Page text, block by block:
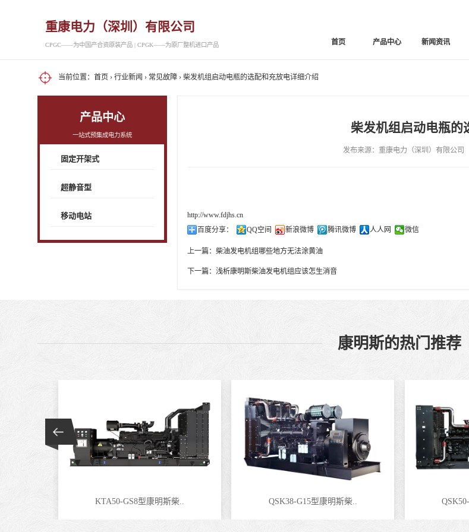
重康电力（深圳）有限公司
CPGC——为中国产合资原装产品 | CPGK——为原厂整机进口产品 首页 产品中心 新闻资讯
当前位置： 首页 › 行业新闻 › 常见故障› 柴发机组启动电瓶的选配和充放电详细介绍
产品中心
一站式预集成电力系统
固定开架式
超静音型
移动电站
柴发机组启动电瓶的
发布来源：重康电力（深圳）有限
http://www.fdjhs.cn
百度分享：
QQ空间 新浪微博 腾讯微博 人人网 微信
上一篇：柴油发电机组哪些地方无法涂黄油
下一篇：浅析康明斯柴油发电机组应该怎生消音
康明斯的热门推荐
KTA50-GS8型康明斯柴.. QSK38-G15型康明斯柴..